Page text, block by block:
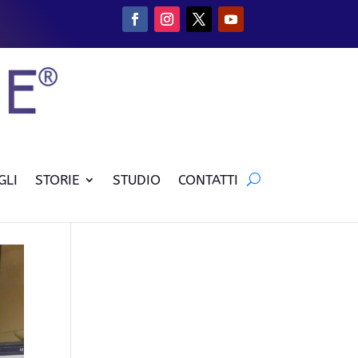
STORIE STUDIO CONTATTI